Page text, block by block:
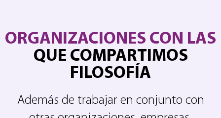
ORGANIZACIONES CON LAS
QUE COMPARTIMOS
FILOSOFÍA
Además de trabajar en conjunto con